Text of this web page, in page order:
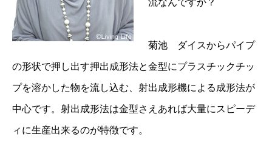
流なんですか？
菊池 ダイスからパイプ
の形状で押し出す押出成形法と金型にプラスチックチッ
プを溶かした物を流し込む、射出成形機による成形法が
中心です。射出成形法は金型さえあれば大量にスピーデ
ィに生産出来るのが特徴です。